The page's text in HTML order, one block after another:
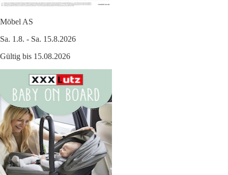
Möbel AS
Sa. 1.8. - Sa. 15.8.2026
Gültig bis 15.08.2026